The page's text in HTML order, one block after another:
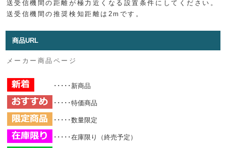
送受信機間の距離が極力近くなる設置条件にしてください。
送受信機間の推奨検知距離は2mです。
商品URL
メーカー商品ページ
･････新商品
･････特価商品
･････数量限定
･････在庫限り（終売予定）